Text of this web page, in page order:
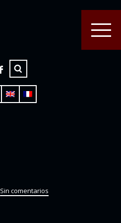
Sin comentarios